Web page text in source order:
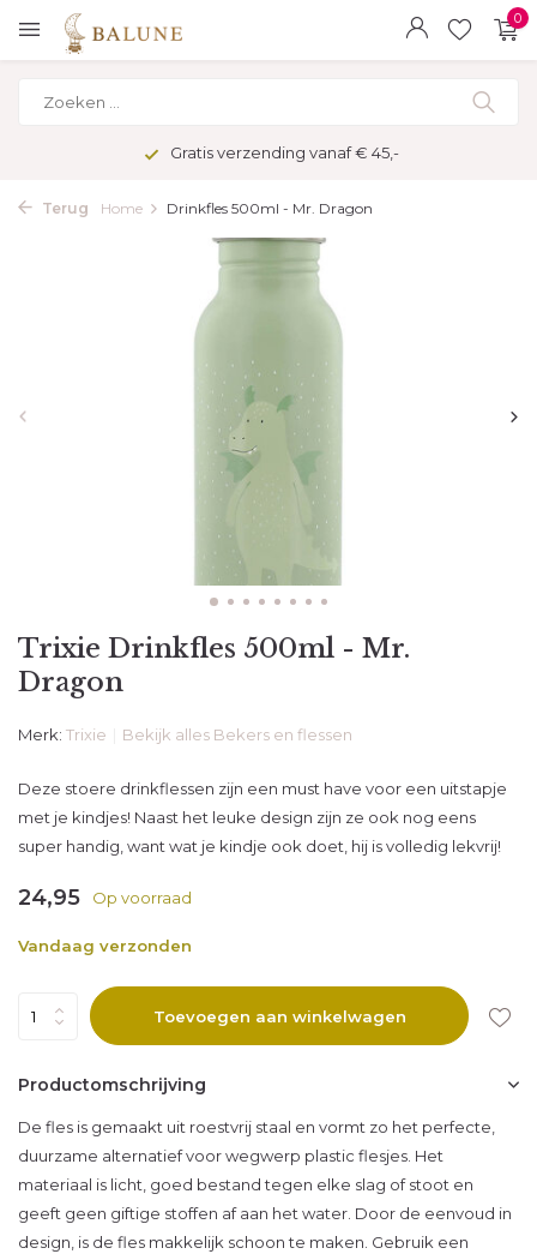
0
Gratis verzending vanaf € 45,-
Terug Home Drinkfles 500ml - Mr. Dragon
Trixie Drinkfles 500ml - Mr.
Dragon
Merk: Trixie Bekijk alles Bekers en flessen
Deze stoere drinkflessen zijn een must have voor een uitstapje
met je kindjes! Naast het leuke design zijn ze ook nog eens
super handig, want wat je kindje ook doet, hij is volledig lekvrij!
24,95 Op voorraad
Vandaag verzonden
Toevoegen aan winkelwagen
Productomschrijving
De fles is gemaakt uit roestvrij staal en vormt zo het perfecte,
duurzame alternatief voor wegwerp plastic flesjes. Het
materiaal is licht, goed bestand tegen elke slag of stoot en
geeft geen giftige stoffen af aan het water. Door de eenvoud in
design, is de fles makkelijk schoon te maken. Gebruik een